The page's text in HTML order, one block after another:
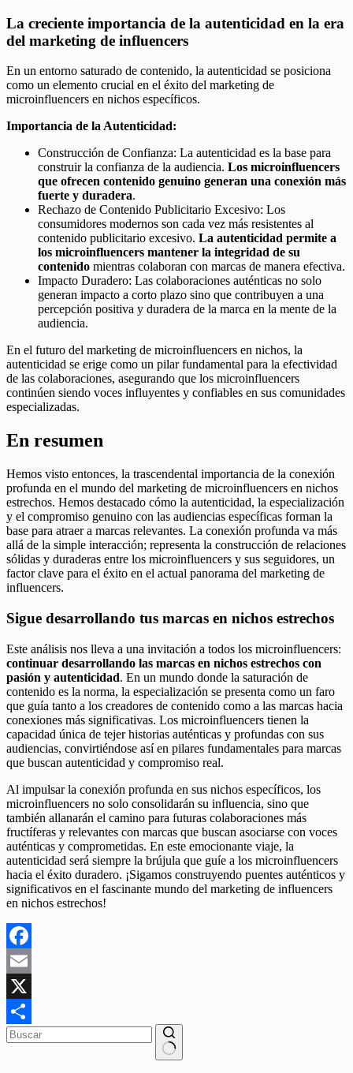
La creciente importancia de la autenticidad en la era
del marketing de influencers
En un entorno saturado de contenido, la autenticidad se posiciona
como un elemento crucial en el éxito del marketing de
microinfluencers en nichos específicos.
Importancia de la Autenticidad:
Construcción de Confianza: La autenticidad es la base para
construir la confianza de la audiencia. Los microinfluencers
que ofrecen contenido genuino generan una conexión más
fuerte y duradera.
Rechazo de Contenido Publicitario Excesivo: Los
consumidores modernos son cada vez más resistentes al
contenido publicitario excesivo. La autenticidad permite a
los microinfluencers mantener la integridad de su
contenido mientras colaboran con marcas de manera efectiva.
Impacto Duradero: Las colaboraciones auténticas no solo
generan impacto a corto plazo sino que contribuyen a una
percepción positiva y duradera de la marca en la mente de la
audiencia.
En el futuro del marketing de microinfluencers en nichos, la
autenticidad se erige como un pilar fundamental para la efectividad
de las colaboraciones, asegurando que los microinfluencers
continúen siendo voces influyentes y confiables en sus comunidades
especializadas.
En resumen
Hemos visto entonces, la trascendental importancia de la conexión
profunda en el mundo del marketing de microinfluencers en nichos
estrechos. Hemos destacado cómo la autenticidad, la especialización
y el compromiso genuino con las audiencias específicas forman la
base para atraer a marcas relevantes. La conexión profunda va más
allá de la simple interacción; representa la construcción de relaciones
sólidas y duraderas entre los microinfluencers y sus seguidores, un
factor clave para el éxito en el actual panorama del marketing de
influencers.
Sigue desarrollando tus marcas en nichos estrechos
Este análisis nos lleva a una invitación a todos los microinfluencers:
continuar desarrollando las marcas en nichos estrechos con
pasión y autenticidad. En un mundo donde la saturación de
contenido es la norma, la especialización se presenta como un faro
que guía tanto a los creadores de contenido como a las marcas hacia
conexiones más significativas. Los microinfluencers tienen la
capacidad única de tejer historias auténticas y profundas con sus
audiencias, convirtiéndose así en pilares fundamentales para marcas
que buscan autenticidad y compromiso real.
Al impulsar la conexión profunda en sus nichos específicos, los
microinfluencers no solo consolidarán su influencia, sino que
también allanarán el camino para futuras colaboraciones más
fructíferas y relevantes con marcas que buscan asociarse con voces
auténticas y comprometidas. En este emocionante viaje, la
autenticidad será siempre la brújula que guíe a los microinfluencers
hacia el éxito duradero. ¡Sigamos construyendo puentes auténticos y
significativos en el fascinante mundo del marketing de influencers
en nichos estrechos!
Facebook
Email
X
Compartir